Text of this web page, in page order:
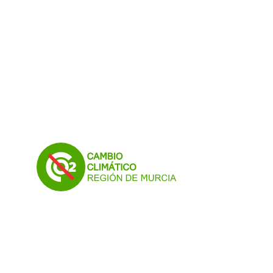
Cambio climático Detalle noticia